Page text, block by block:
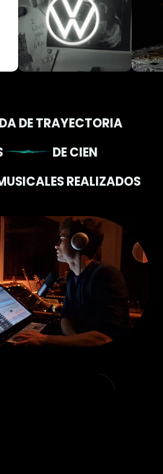
DE TRAYECTORIA
DE CIEN
REALIZADOS